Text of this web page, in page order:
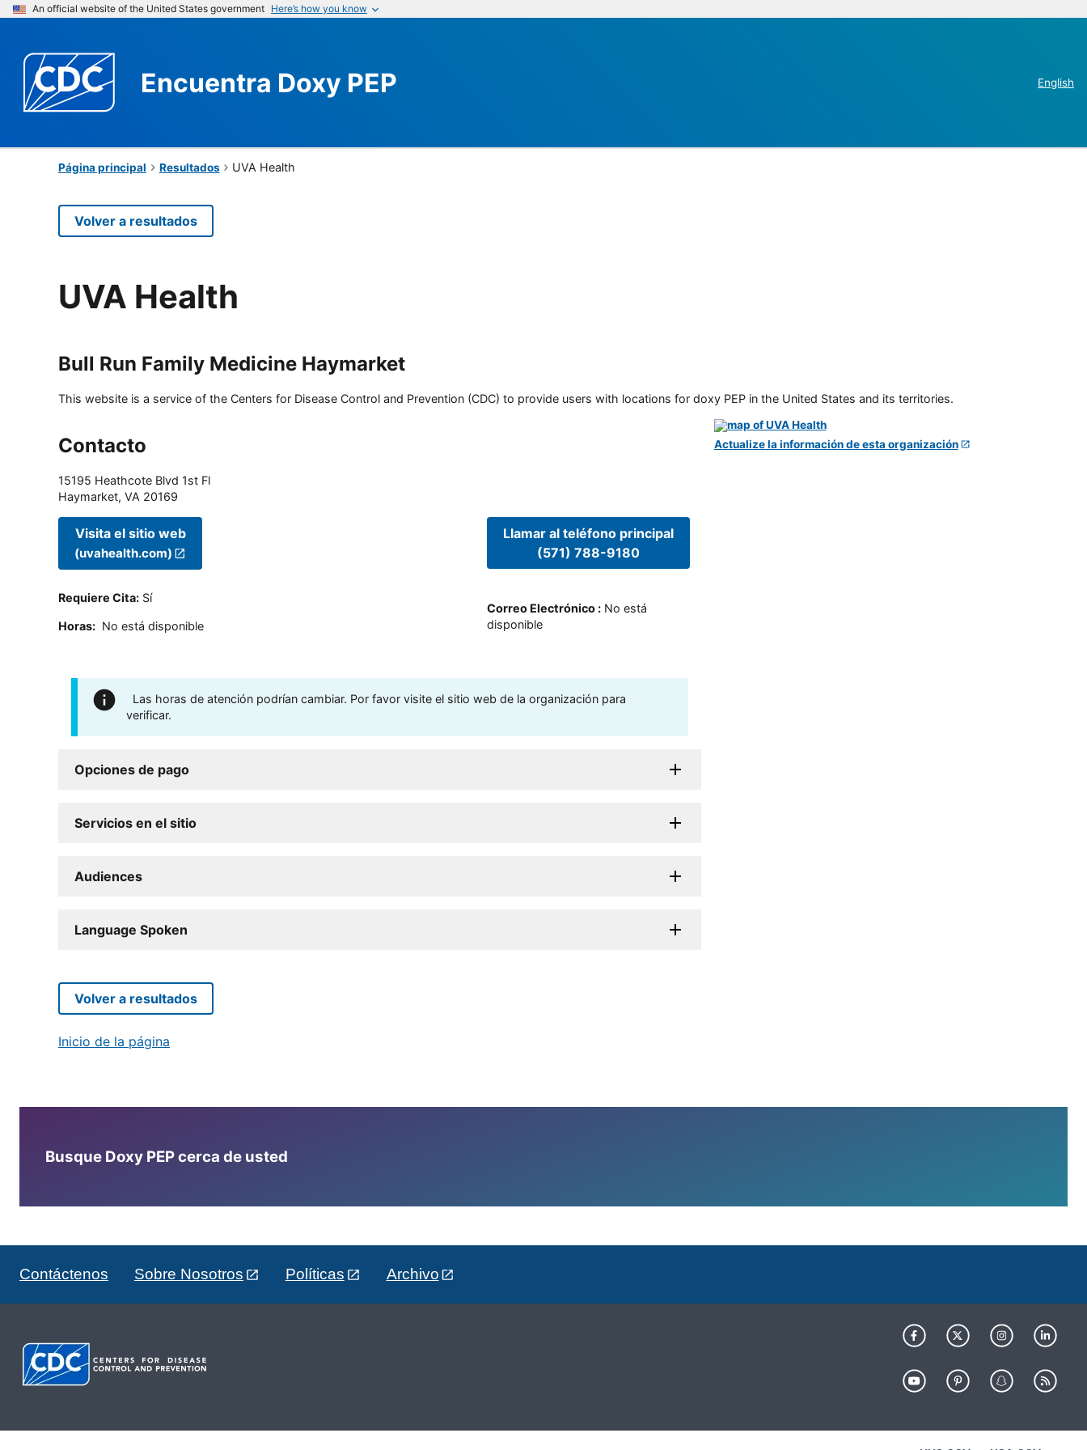
An official website of the United States government Here’s how you know
Encuentra Doxy PEP English
Página principal Resultados UVA Health
Volver a resultados
UVA Health
Bull Run Family Medicine Haymarket
This website is a service of the Centers for Disease Control and Prevention (CDC) to provide users with locations for doxy PEP in the United States and its territories.
Contacto
15195 Heathcote Blvd 1st Fl
Haymarket, VA 20169
Visita el sitio web
(uvahealth.com)
Requiere Cita: Sí
Horas: No está disponible
Llamar al teléfono principal
(571) 788-9180
Correo Electrónico: No está
disponible
Las horas de atención podrían cambiar. Por favor visite el sitio web de la organización para
verificar.
Opciones de pago
Servicios en el sitio
Audiences
Language Spoken
Actualize la información de esta organización
Volver a resultados
Inicio de la página
Busque Doxy PEP cerca de usted
Contáctenos Sobre Nosotros Políticas Archivo